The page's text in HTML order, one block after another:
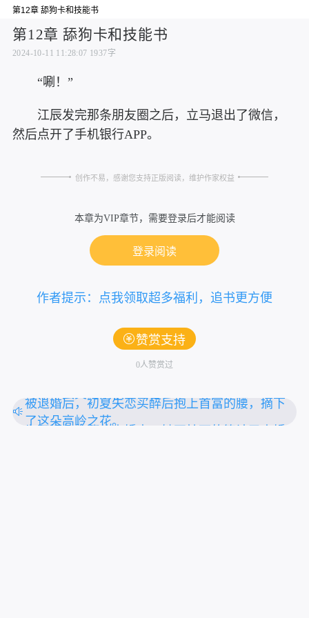
第12章 舔狗卡和技能书
第12章 舔狗卡和技能书
2024-10-11 11:28:07 1937字
“唰！”
江辰发完那条朋友圈之后，立马退出了微信，
然后点开了手机银行APP。
创作不易，感谢您支持正版阅读，维护作家权益
本章为VIP章节，需要登录后才能阅读
登录阅读
作者提示：点我领取超多福利，追书更方便
赞赏支持
0人赞赏过
被退婚后，初夏失恋买醉后抱上首富的腰，摘下
了这朵高岭之花。